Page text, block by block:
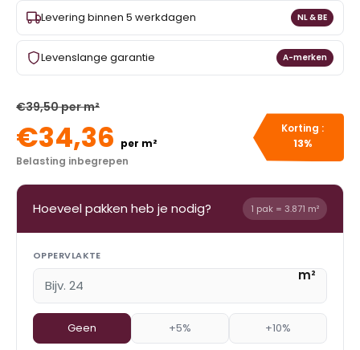
Levering binnen 5 werkdagen NL & BE
Levenslange garantie A-merken
€39,50 per m²
€34,36 per m²
Belasting inbegrepen
Korting :
13%
Hoeveel pakken heb je nodig? 1 pak = 3.871 m²
OPPERVLAKTE
m²
Geen +5% +10%